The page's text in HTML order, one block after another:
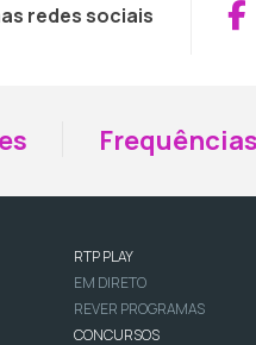
redes sociais
Frequências
RTP PLAY
EM DIRETO
REVER PROGRAMAS
CONCURSOS